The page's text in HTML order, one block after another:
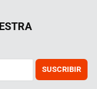
SUSCRIBIR